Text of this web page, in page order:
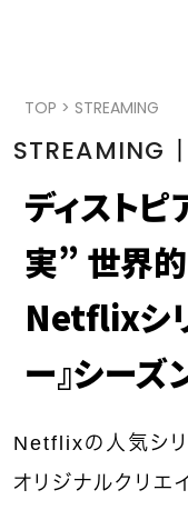
TOP > STREAMING
STREAMING 丨
ディスト
実” 世界
Netflixシリ
ー』シーズ
Netflixの人気シリ
オリジナルクリエ